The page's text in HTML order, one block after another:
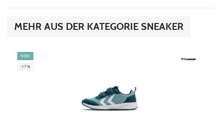
MEHR AUS DER KATEGORIE SNEAKER
NEW
-17%